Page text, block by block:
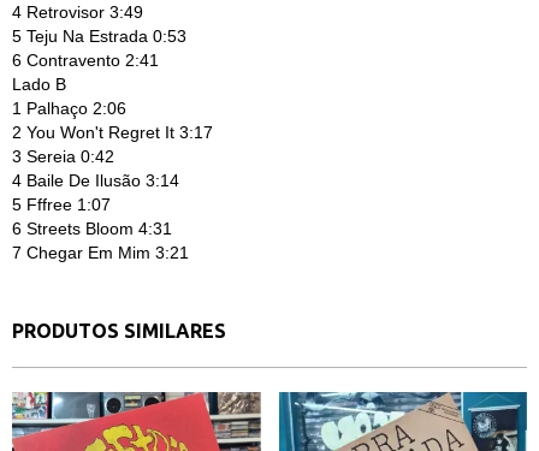
4 Retrovisor 3:49
5 Teju Na Estrada 0:53
6 Contravento 2:41
Lado B
1 Palhaço 2:06
2 You Won't Regret It 3:17
3 Sereia 0:42
4 Baile De Ilusão 3:14
5 Fffree 1:07
6 Streets Bloom 4:31
7 Chegar Em Mim 3:21
PRODUTOS SIMILARES